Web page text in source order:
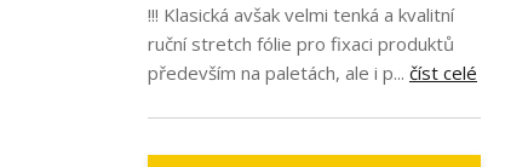
!!! Klasická avšak velmi tenká a kvalitní
ruční stretch fólie pro fixaci produktů
především na paletách, ale i p... číst celé